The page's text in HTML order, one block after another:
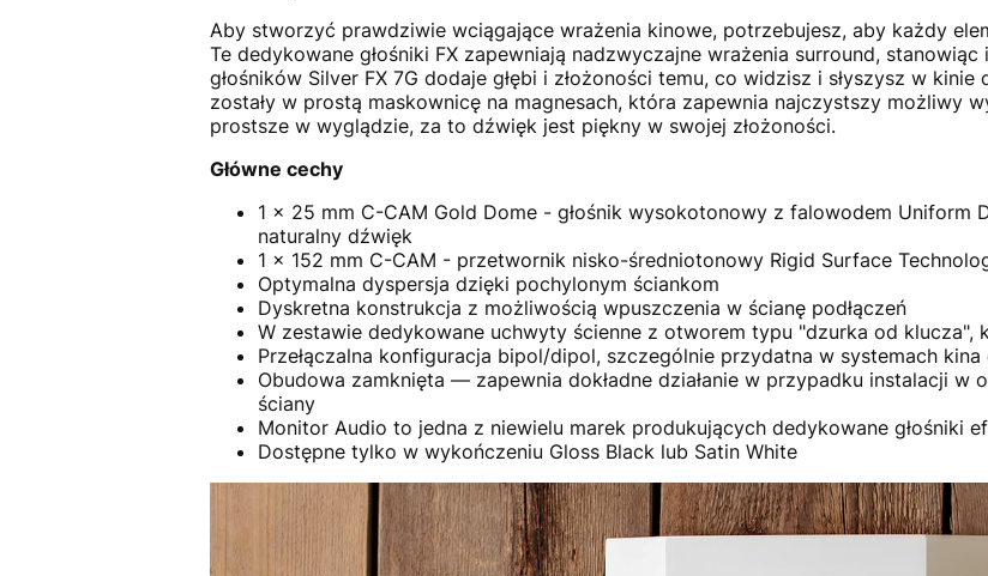
Aby stworzyć prawdziwie wciągające wrażenia kinowe, potrzebujesz, aby każdy
Te dedykowane głośniki FX zapewniają nadzwyczajne wrażenia surround, stanowiąc
głośników Silver FX 7G dodaje głębi i złożoności temu, co widzisz i słyszysz w
zostały w prostą maskownicę na magnesach, która zapewnia najczystszy możliwy
prostsze w wyglądzie, za to dźwięk jest piękny w swojej złożoności.
Główne cechy
1 x 25 mm C-CAM Gold Dome - głośnik wysokotonowy z falowodem Uniform
naturalny dźwięk
1 x 152 mm C-CAM - przetwornik nisko-średniotonowy Rigid Surface
Optymalna dyspersja dzięki pochylonym ściankom
Dyskretna konstrukcja z możliwością wpuszczenia w ścianę podłączeń
W zestawie dedykowane uchwyty ścienne z otworem typu "dzurka od klucza",
Przełączalna konfiguracja bipol/dipol, szczególnie przydatna w systemach
Obudowa zamknięta — zapewnia dokładne działanie w przypadku instalacji w
ściany
Monitor Audio to jedna z niewielu marek produkujących dedykowane głośniki
Dostępne tylko w wykończeniu Gloss Black lub Satin White